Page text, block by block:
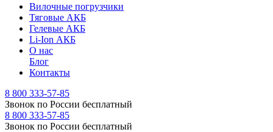
Вилочные погрузчики
Тяговые АКБ
Гелевые АКБ
Li-Ion АКБ
О нас
Блог
Контакты
8 800 333-57-85
Звонок по России бесплатный
8 800 333-57-85
Звонок по России бесплатный